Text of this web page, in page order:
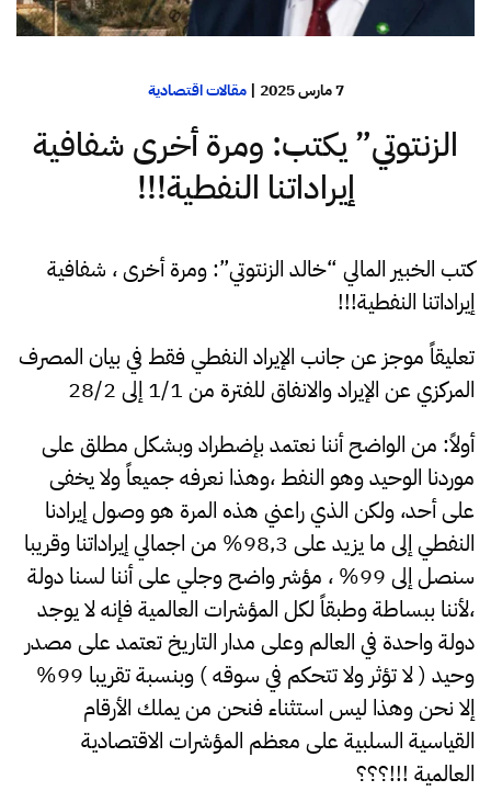
7 مارس 2025 |مقالات اقتصادية
الزنتوتي” يكتب: ومرة أخرى شفافية
إيراداتنا النفطية!!!
كتب الخبير المالي “خالد الزنتوتي”: ومرة أخرى ، شفافية
إيراداتنا النفطية!!!
تعليقاً موجز عن جانب الإيراد النفطي فقط في بيان المصرف
المركزي عن الإيراد والانفاق للفترة من 1/1 إلى 28/2
أولاً: من الواضح أننا نعتمد بإضطراد وبشكل مطلق على
موردنا الوحيد وهو النفط ،وهذا نعرفه جميعاً ولا يخفى
على أحد، ولكن الذي راعني هذه المرة هو وصول إيرادنا
النفطي إلى ما يزيد على 98,3% من اجمالي إيراداتنا وقريبا
سنصل إلى 99% ، مؤشر واضح وجلي على أننا لسنا دولة
،لأننا ببساطة وطبقاً لكل المؤشرات العالمية فإنه لا يوجد
دولة واحدة في العالم وعلى مدار التاريخ تعتمد على مصدر
وحيد ( لا تؤثر ولا تتحكم في سوقه ) وبنسبة تقريبا 99%
إلا نحن وهذا ليس استثناء فنحن من يملك الأرقام
القياسية السلبية على معظم المؤشرات الاقتصادية
العالمية !!!؟؟؟